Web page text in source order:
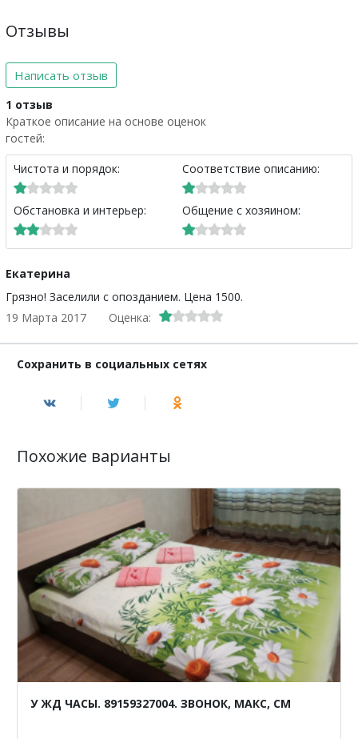
Отзывы
Написать отзыв
1 отзыв
Краткое описание на основе оценок
гостей:
Чистота и порядок:
Обстановка и интерьер:
Соответствие описанию:
Общение с хозяином:
Екатерина
Грязно! Заселили с опозданием. Цена 1500.
19 Марта 2017
Оценка:
Сохранить в социальных сетях
Похожие варианты
У ЖД ЧАСЫ. 89159327004. ЗВОНОК, МАКС, СМ